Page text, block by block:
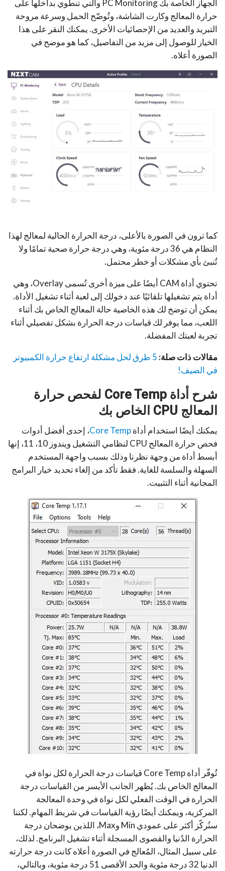
الجهاز الخاصة بك PC Monitoring والتي تنطوي بداخلها على
حرارة المعالج وكارت الشاشة، وتُوضّح الحمل وسرعة مروحة
التبريد والعديد من الإحصائيات الأخرى. يمكنك النقر على هذا
الخيار للوصول إلى مزيد من التفاصيل، كما هو موضح في
الصورة أعلاه.
كما ترون في الصورة بالأعلى، درجة الحرارة الحالية لمعالج لهذا
النظام هي 36 درجة مئوية، وهي درجة حرارة صحية تمامًا ولا
تُنبئ بأي مشكلات أو خطر محتمل.
تحتوي أداة CAM أيضًا على ميزة أخرى تُسمى Overlay، وهي
أداة يتم تشغيلها تلقائيًا عند دخولك إلى لعبة أثناء تشغيل الأداة.
يمكن أن توضح لك هذه الخاصية حالة المعالج الخاص بك أثناء
اللعب، مما يوفر لك قياسات درجة الحرارة بشكل تفصيلي أثناء
تجربة لعبتك المفضلة.
مقالات ذات صلة:
5 طرق لحل مشكلة ارتفاع حرارة الكمبيوتر
في الصيف!
شرح أداة Core Temp لفحص حرارة
المعالج CPU الخاص بك
يمكنك أيضًا استخدام أداةCore Temp، إحدى أفضل أدوات
فحص حرارة المعالج CPU لنظامي التشغيل ويندوز 10، 11، إنها
أبسط أداة من وجهة نظرنا وذلك بسبب واجهة المستخدم
السهلة والسلسة للغاية. فقط تأكد من إلغاء تحديد خيار البرامج
المجانية أثناء التثبيت.
تُوفّر أداة Core Temp قياسات درجة الحرارة لكل نواة في
المعالج الخاص بك. يُظهر الجانب الأيسر من القياسات درجة
الحرارة في الوقت الفعلي لكل نواة في وحدة المعالجة
المركزية، ويمكنك أيضًا رؤية القياسات في شريط المهام. لكننا
سنُركّز أكثر على عمودي Min وMax، اللذين يوضحان درجة
الحرارة الدُنيا والقصوى المسجلة أثناء تشغيل البرنامج. لذلك،
على سبيل المثال، المُعالج في الصورة أعلاه كانت درجة حرارته
الدنيا 32 درجة مئوية والحد الأقصى 51 درجة مئوية، وبالتالي،